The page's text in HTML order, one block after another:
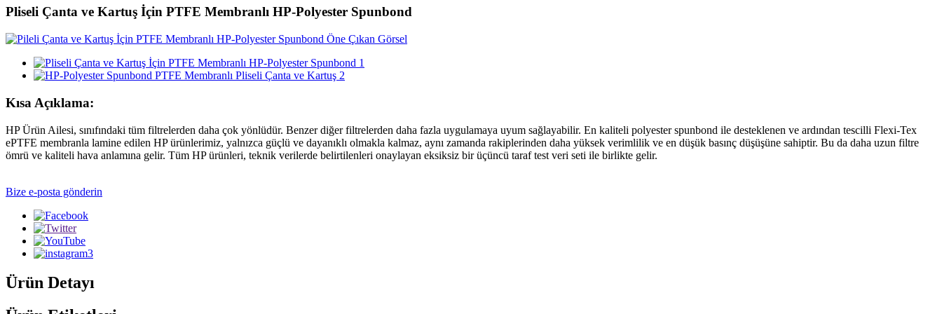
Pliseli Çanta ve Kartuş İçin PTFE Membranlı HP-Polyester Spunbond
Kısa Açıklama:
HP Ürün Ailesi, sınıfındaki tüm filtrelerden daha çok yönlüdür. Benzer diğer filtrelerden daha fazla uygulamaya uyum sağlayabilir. En kaliteli polyester spunbond ile desteklenen ve ardından tescilli Flexi-Tex
ePTFE membranla lamine edilen HP ürünlerimiz, yalnızca güçlü ve dayanıklı olmakla kalmaz, aynı zamanda rakiplerinden daha yüksek verimlilik ve en düşük basınç düşüşüne sahiptir. Bu da daha uzun filtre
ömrü ve kaliteli hava anlamına gelir. Tüm HP ürünleri, teknik verilerde belirtilenleri onaylayan eksiksiz bir üçüncü taraf test veri seti ile birlikte gelir.
Bize e-posta gönderin
Ürün Detayı